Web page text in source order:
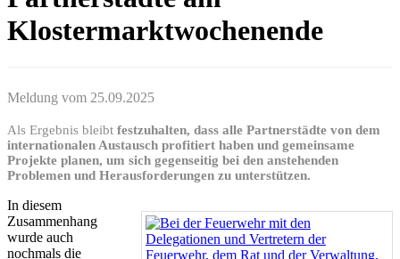
Klostermarktwochenende
Meldung vom 25.09.2025
Als Ergebnis bleibt festzuhalten, dass alle Partnerstädte von dem
internationalen Austausch profitiert haben und gemeinsame
Projekte planen, um sich gegenseitig bei den anstehenden
Problemen und Herausforderungen zu unterstützen.
In diesem
Zusammenhang
wurde auch
nochmals die